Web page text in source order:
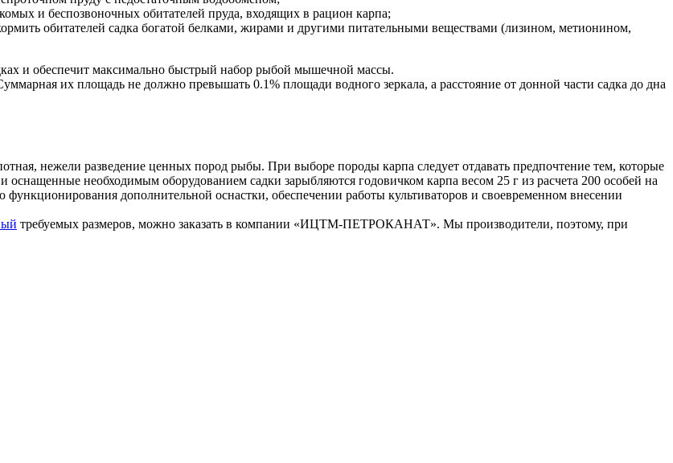
и беспозвоночных обитателей пруда, входящих в рацион карпа;
обитателей садка богатой белками, жирами и другими питательными веществами (лизином, метионином,
и обеспечит максимально быстрый набор рыбой мышечной массы.
их площадь не должно превышать 0.1% площади водного зеркала, а расстояние от донной части садка до дна
нежели разведение ценных пород рыбы. При выборе породы карпа следует отдавать предпочтение тем, которые
необходимым оборудованием садки зарыбляются годовичком карпа весом 25 г из расчета 200 особей на
дополнительной оснастки, обеспечении работы культиваторов и своевременном внесении
требуемых размеров, можно заказать в компании «ИЦТМ-ПЕТРОКАНАТ». Мы производители, поэтому, при